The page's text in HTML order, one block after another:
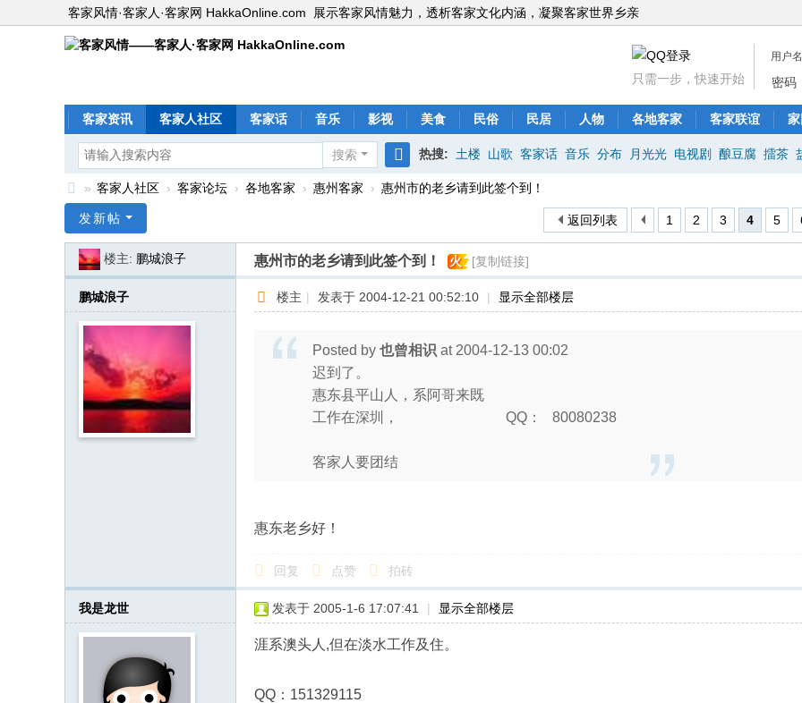
客家风情·客家人·客家网 HakkaOnline.com 展示客家风情魅力，透析客家文化内涵，凝聚客家世界乡亲
用户名
密码
只需一步，快速开始
客家资讯 客家人社区 客家话 音乐 影视 美食 民俗 民居 人物 各地客家 客家联谊
搜索
搜
热搜: 土楼 山歌 客家话 音乐 分布 月光光 电视剧 酿豆腐 擂茶
家
» 客家人社区 › 客家论坛 › 各地客家 › 惠州客家 › 惠州市的老乡请到此签个到！
1 2 3 4 5
返回列表
发新帖
楼主: 鹏城浪子 惠州市的老乡请到此签个到！ 火 [复制链接]
鹏城浪子 楼主 | 发表于 2004-12-21 00:52:10 | 显示全部楼层
Posted by 也曾相识 at 2004-12-13 00:02
迟到了。
惠东县平山人，系阿哥来既
工作在深圳， QQ： 80080238
客家人要团结
惠东老乡好！
回复 点赞 拍砖
我是龙世 发表于 2005-1-6 17:07:41 | 显示全部楼层
涯系澳头人,但在淡水工作及住。
QQ：151329115